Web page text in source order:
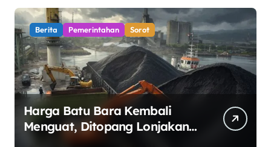
Berita Pemerintahan Sorot
Harga Batu Bara Kembali
Menguat, Ditopang Lonjakan
Harga Minyak dan Pasokan